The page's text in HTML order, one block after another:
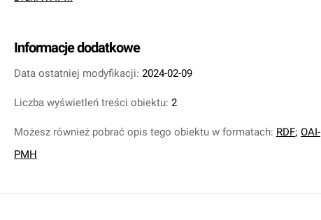
Informacje dodatkowe
Data ostatniej modyfikacji: 2024-02-09
Liczba wyświetleń treści obiektu: 2
Możesz również pobrać opis tego obiektu w formatach: RDF; OAI-
PMH